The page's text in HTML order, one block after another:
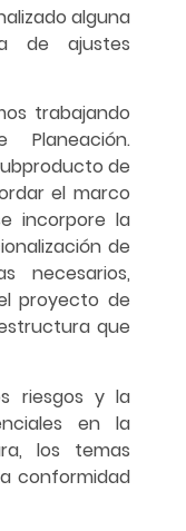
alguna
de ajustes
trabajando
de
el marco
incorpore la
de
necesarios,
proyecto de
que
riesgos y la
en la
los temas
conformidad